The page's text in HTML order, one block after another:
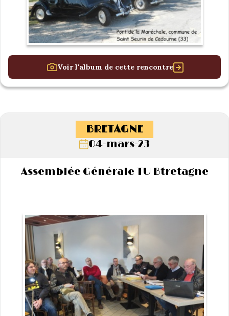
Voir l'album de cette rencontre
BRETAGNE
04-mars-23
Assemblée Générale TU Btretagne